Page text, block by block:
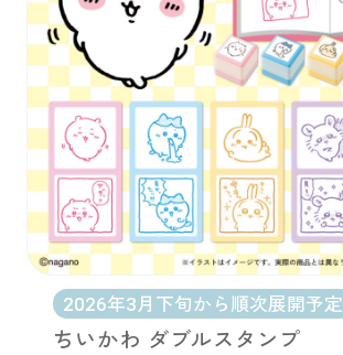
2026年3月下旬から順次展開予定
ちいかわ ダブルスタンプ